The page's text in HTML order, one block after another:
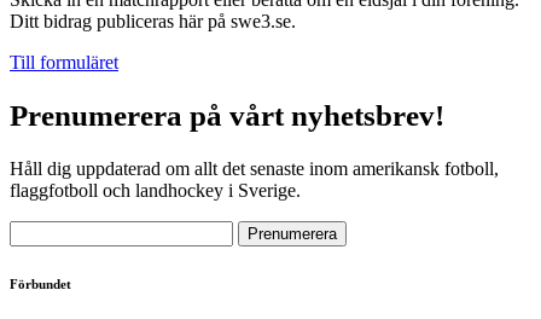
Ditt bidrag publiceras här på swe3.se.
Till formuläret
Prenumerera på vårt nyhetsbrev!
Håll dig uppdaterad om allt det senaste inom amerikansk fotboll,
flaggfotboll och landhockey i Sverige.
Förbundet